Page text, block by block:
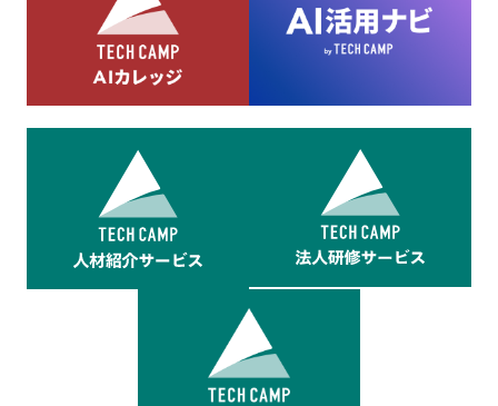
で、広告配信等の目的で利用いたします。